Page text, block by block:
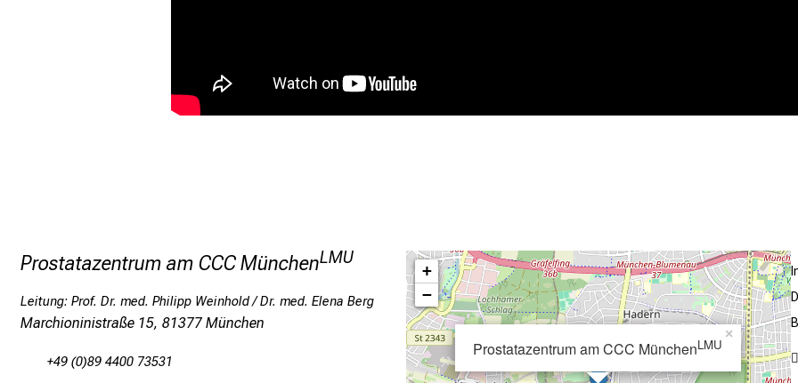
Prostatazentrum am CCC MünchenLMU
Leitung: Prof. Dr. med. Philipp Weinhold /Dr. med. Elena Berg
Marchioninistraße 15, 81377 München
+49 (0)89 4400 73531
Prostatazentrum am CCC MünchenLMU
×
+
−